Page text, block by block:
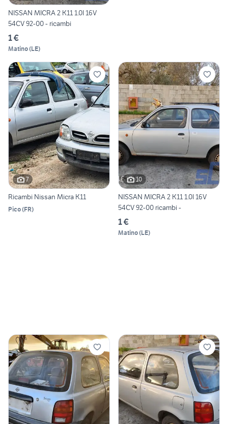
NISSAN MICRA 2 K11 1.0I 16V
54CV 92-00 - ricambi
1 €
Matino(LE)
7
Ricambi Nissan Micra K11
Pico(FR)
10
NISSAN MICRA 2 K11 1.0I 16V
54CV 92-00 ricambi -
1 €
Matino(LE)